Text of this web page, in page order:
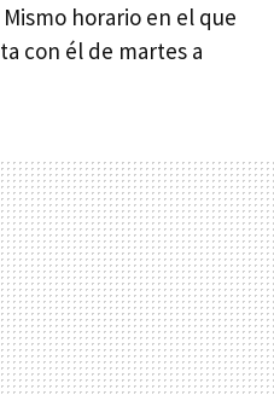
horario en el que
con él de martes a